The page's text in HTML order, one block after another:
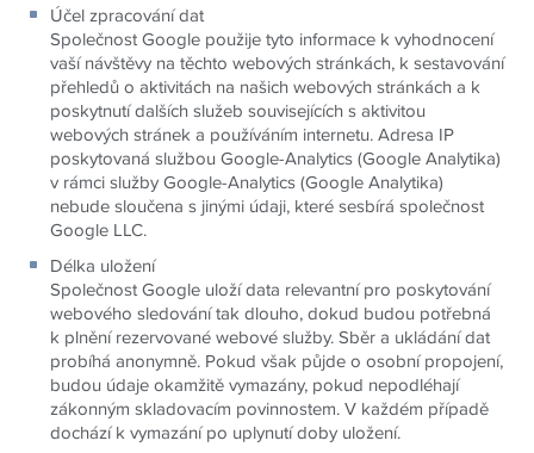
Účel zpracování dat
Společnost Google použije tyto informace k vyhodnocení
vaší návštěvy na těchto webových stránkách, k sestavování
přehledů o aktivitách na našich webových stránkách a k
poskytnutí dalších služeb souvisejících s aktivitou
webových stránek a používáním internetu. Adresa IP
poskytovaná službou Google-Analytics (Google Analytika)
v rámci služby Google-Analytics (Google Analytika)
nebude sloučena s jinými údaji, které sesbírá společnost
Google LLC.
Délka uložení
Společnost Google uloží data relevantní pro poskytování
webového sledování tak dlouho, dokud budou potřebná
k plnění rezervované webové služby. Sběr a ukládání dat
probíhá anonymně. Pokud však půjde o osobní propojení,
budou údaje okamžitě vymazány, pokud nepodléhají
zákonným skladovacím povinnostem. V každém případě
dochází k vymazání po uplynutí doby uložení.